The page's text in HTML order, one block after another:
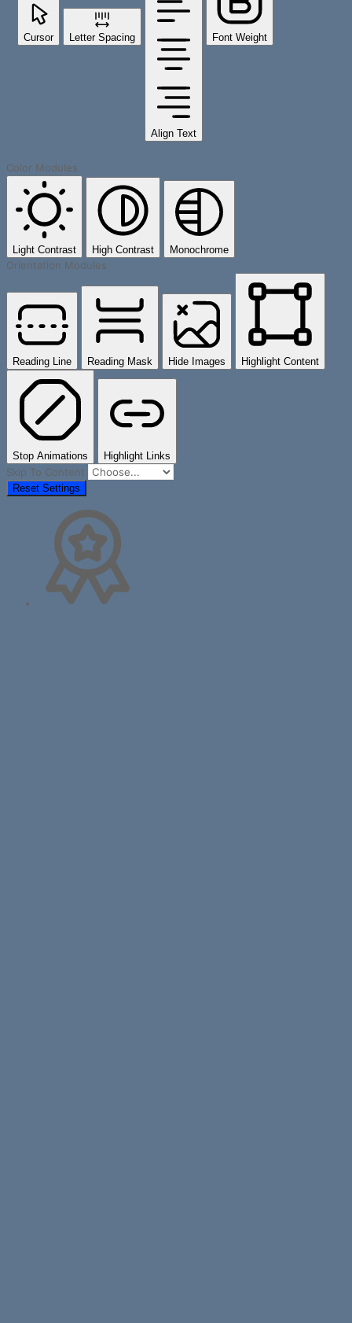
Cursor Letter Spacing
Align Text
Font Weight
Color Modules
Light Contrast High Contrast Monochrome
Orientation Modules
Reading Line Reading Mask Hide Images Highlight Content
Stop Animations Highlight Links
Skip To Content
Reset Settings